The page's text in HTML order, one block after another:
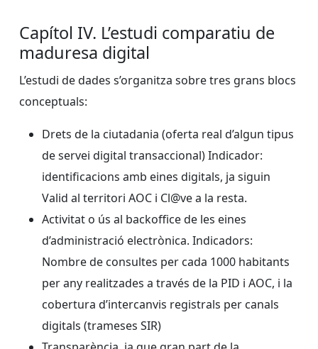
Capítol IV. L’estudi comparatiu de
maduresa digital
L’estudi de dades s’organitza sobre tres grans blocs
conceptuals:
Drets de la ciutadania (oferta real d’algun tipus
de servei digital transaccional) Indicador:
identificacions amb eines digitals, ja siguin
Valid al territori AOC i Cl@ve a la resta.
Activitat o ús al backoffice de les eines
d’administració electrònica. Indicadors:
Nombre de consultes per cada 1000 habitants
per any realitzades a través de la PID i AOC, i la
cobertura d’intercanvis registrals per canals
digitals (trameses SIR)